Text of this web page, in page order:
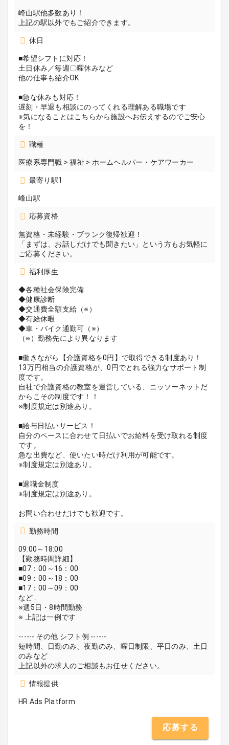
峰山駅他多数あり！
上記の駅以外でもご紹介できます。
休日
■希望シフトに対応！
土日休み／毎週〇曜休みなど
他の仕事も紹介OK
■急な休みも対応！
遅刻・早退も相談にのってくれる理解ある職場です
※気になることはこちらから施設へお伝えするのでご安心
を！
職種
医療系専門職 > 福祉 > ホームヘルパー・ケアワーカー
最寄り駅1
峰山駅
応募資格
無資格・未経験・ブランク復帰歓迎！
「まずは、お話しだけでも聞きたい」という方もお気軽に
ご応募ください。
福利厚生
◆各種社会保険完備
◆健康診断
◆交通費全額支給（※）
◆有給休暇
◆車・バイク通勤可（※）
（※）勤務先により異なります
■働きながら【介護資格を0円】で取得できる制度あり！
13万円相当の介護資格が、0円でとれる強力なサポート制
度です。
自社で介護資格の教室を運営している、ニッソーネットだ
からこその制度です！！
※制度規定は別途あり。
■給与日払いサービス！
自分のペースに合わせて日払いでお給料を受け取れる制度
です。
急な出費など、使いたい時だけ利用が可能です。
※制度規定は別途あり。
■退職金制度
※制度規定は別途あり。
お問い合わせだけでも歓迎です。
勤務時間
09:00～18:00
【勤務時間詳細】
■07：00～16：00
■09：00～18：00
■17：00～09：00
など…
※週5日・8時間勤務
※ 上記は一例です
------ その他 シフト例 ------
短時間、日勤のみ、夜勤のみ、曜日制限、平日のみ、土日
のみなど
上記以外の求人のご相談もお任せください。
情報提供
HR Ads Platform
応募する